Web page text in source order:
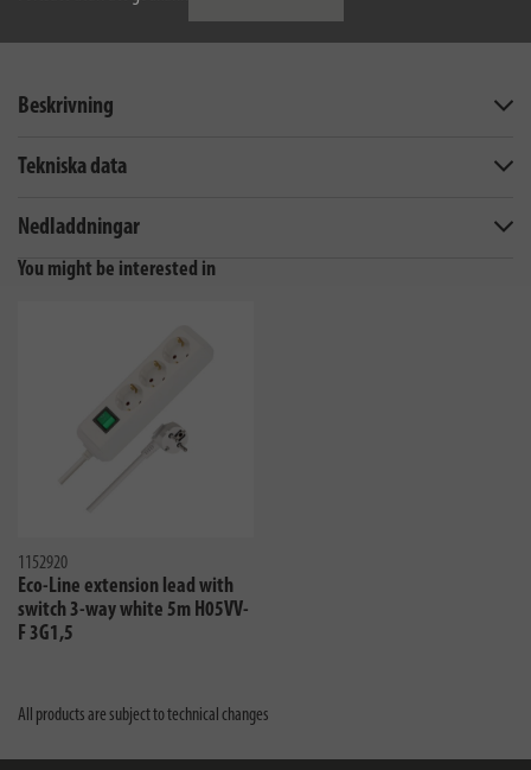
Beskrivning
Tekniska data
Nedladdningar
You might be interested in
1152920
Eco-Line extension lead with
switch 3-way white 5m H05VV-
F 3G1,5
All products are subject to technical changes